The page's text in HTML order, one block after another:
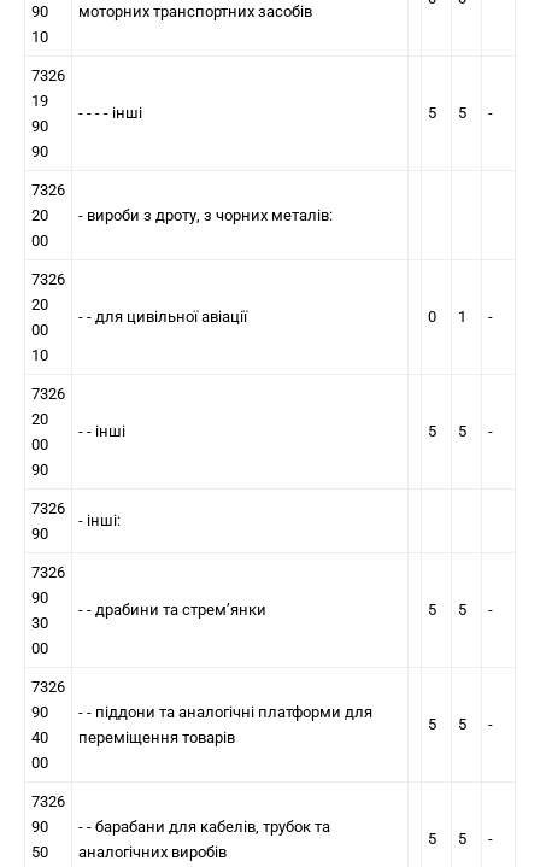
90
10
моторних транспортних засобів
7326
19
90
90
- - - - інші 5 5 -
7326
20
00
- вироби з дроту, з чорних металів:
7326
20
00
10
- - для цивільної авіації 0 1 -
7326
20
00
90
- - інші 5 5 -
7326
90
- iншi:
7326
90
30
00
- - драбини та стрем’янки 5 5 -
7326
90
40
00
- - пiддони та аналогiчнi платформи для
переміщення товарiв
5 5 -
7326
90
50
- - барабани для кабелiв, трубок та
аналогiчних виробів
5 5 -